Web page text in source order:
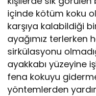
içinde kötüm koku
karşıya kalabildiği
ayağımız terlerken
sirkülasyonu
ayakkabı yüzeyine
fena kokuyu
yöntemlerden